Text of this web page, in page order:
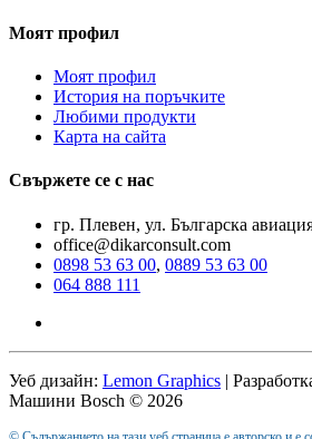
Моят профил
Моят профил
История на поръчките
Любими продукти
Карта на сайта
Свържете се с нас
гр. Плевен, ул. Българска
office@dikarconsult.com
0898 53 63 00, 0889 53 63 00
064 888 111
Уеб дизайн: Lemon Graphics |
Машини Bosch © 2026